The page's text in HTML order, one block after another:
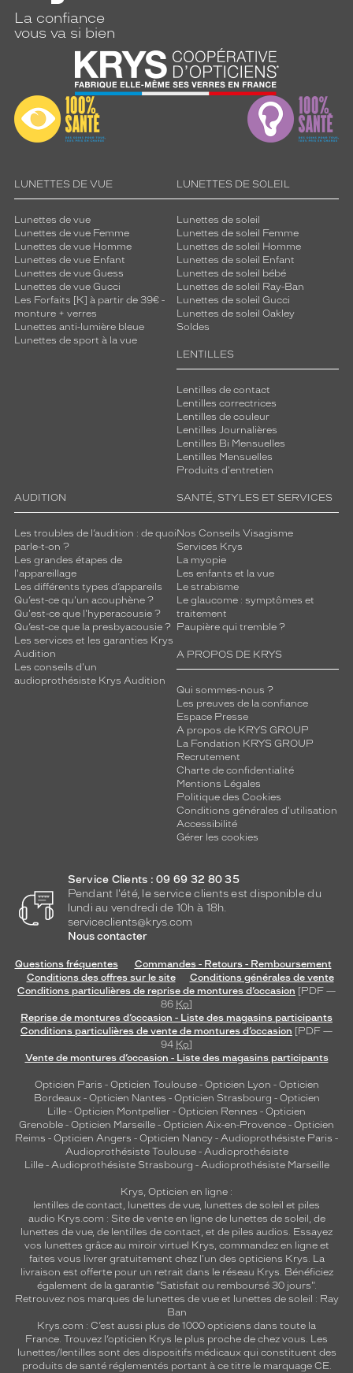
La confiance
vous va si bien
LUNETTES DE VUE
Lunettes de vue
Lunettes de vue Femme
Lunettes de vue Homme
Lunettes de vue Enfant
Lunettes de vue Guess
Lunettes de vue Gucci
Les Forfaits [K] à partir de 39€ -
monture + verres
Lunettes anti-lumière bleue
Lunettes de sport à la vue
LUNETTES DE SOLEIL
Lunettes de soleil
Lunettes de soleil Femme
Lunettes de soleil Homme
Lunettes de soleil Enfant
Lunettes de soleil bébé
Lunettes de soleil Ray-Ban
Lunettes de soleil Gucci
Lunettes de soleil Oakley
Soldes
LENTILLES
Lentilles de contact
Lentilles correctrices
Lentilles de couleur
Lentilles Journalières
Lentilles Bi Mensuelles
Lentilles Mensuelles
Produits d'entretien
AUDITION
Les troubles de l’audition : de quoi
parle-t-on ?
Les grandes étapes de
l'appareillage
Les différents types d’appareils
Qu’est-ce qu'un acouphène ?
Qu'est-ce que l'hyperacousie ?
Qu’est-ce que la presbyacousie ?
Les services et les garanties Krys
Audition
Les conseils d'un
audioprothésiste Krys Audition
SANTÉ, STYLES ET SERVICES
Nos Conseils Visagisme
Services Krys
La myopie
Les enfants et la vue
Le strabisme
Le glaucome : symptômes et
traitement
Paupière qui tremble ?
A PROPOS DE KRYS
Qui sommes-nous ?
Les preuves de la confiance
Espace Presse
A propos de KRYS GROUP
La Fondation KRYS GROUP
Recrutement
Charte de confidentialité
Mentions Légales
Politique des Cookies
Conditions générales d'utilisation
Accessibilité
Gérer les cookies
Service Clients : 09 69 32 80 35
Pendant l'été, le service clients est disponible du
lundi au vendredi de 10h à 18h.
serviceclients@krys.com
Nous contacter
Questions fréquentes
Commandes - Retours - Remboursement
Conditions des offres sur le site
Conditions générales de vente
Conditions particulières de reprise de montures d’occasion [PDF —
86 Ko]
Reprise de montures d’occasion - Liste des magasins participants
Conditions particulières de vente de montures d’occasion [PDF —
94 Ko]
Vente de montures d’occasion - Liste des magasins participants
Opticien Paris - Opticien Toulouse- Opticien Lyon - Opticien
Bordeaux- Opticien Nantes - Opticien Strasbourg - Opticien
Lille - Opticien Montpellier - Opticien Rennes - Opticien
Grenoble - Opticien Marseille - Opticien Aix-en-Provence - Opticien
Reims - Opticien Angers - Opticien Nancy - Audioprothésiste Paris -
Audioprothésiste Toulouse- Audioprothésiste
Lille- Audioprothésiste Strasbourg - Audioprothésiste Marseille
Krys, Opticien en ligne :
lentilles de contact, lunettes de vue, lunettes de soleil et piles
audio Krys.com : Site de vente en ligne de lunettes de soleil, de
lunettes de vue, de lentilles de contact, et de piles audios. Essayez
vos lunettes grâce au miroir virtuel Krys, commandez en ligne et
faites vous livrer gratuitement chez l'un des opticiens Krys. La
livraison est offerte pour un retrait dans le réseau Krys. Bénéficiez
également de la garantie "Satisfait ou remboursé 30 jours".
Retrouvez nos marques de lunettes de vue et lunettes de soleil : Ray
Ban
Krys.com : C’est aussi plus de 1000 opticiens dans toute la
France. Trouvez l’opticien Krys le plus proche de chez vous. Les
lunettes/lentilles sont des dispositifs médicaux qui constituent des
produits de santé réglementés portant à ce titre le marquage CE.